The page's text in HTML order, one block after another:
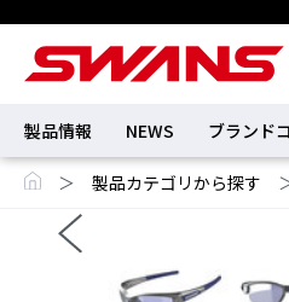
製品情報 NEWS ブランド
＞ 製品カテゴリから探す